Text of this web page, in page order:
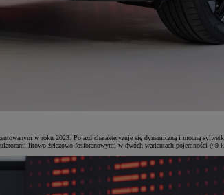
w roku 2023. Pojazd charakteryzuje się dynamiczną i mocną
litowo-żelazowo-fosforanowymi w dwóch wariantach pojemności (49